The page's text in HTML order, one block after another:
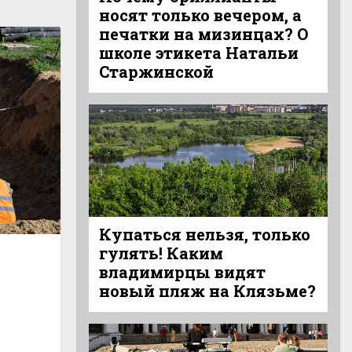
носят только вечером, а
печатки на мизинцах? О
школе этикета Натальи
Старжинской
Купаться нельзя, только
гулять! Каким
владимирцы видят
новый пляж на Клязьме?